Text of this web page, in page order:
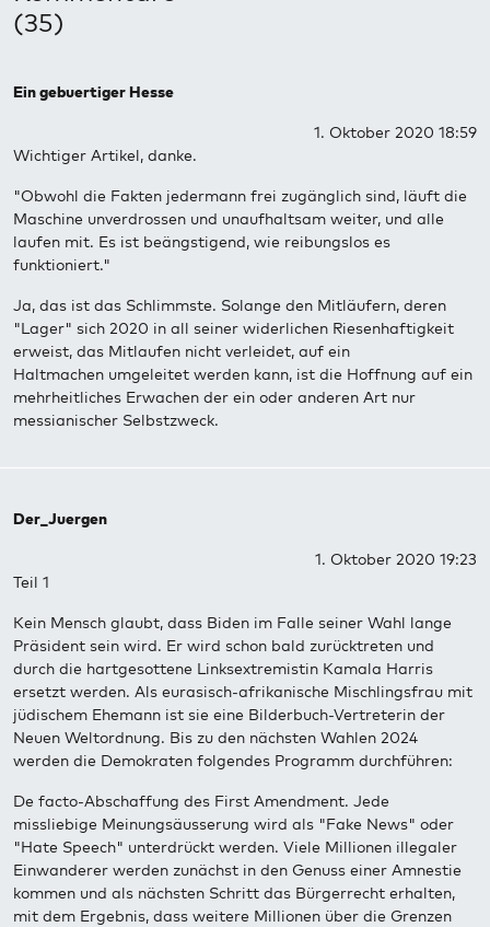
(35)
Ein gebuertiger Hesse
1. Oktober 2020 18:59
Wichtiger Artikel, danke.
"Obwohl die Fakten jedermann frei zugänglich sind, läuft die
Maschine unverdrossen und unaufhaltsam weiter, und alle
laufen mit. Es ist beängstigend, wie reibungslos es
funktioniert."
Ja, das ist das Schlimmste. Solange den Mitläufern, deren
"Lager" sich 2020 in all seiner widerlichen Riesenhaftigkeit
erweist, das Mitlaufen nicht verleidet, auf ein
Haltmachen umgeleitet werden kann, ist die Hoffnung auf ein
mehrheitliches Erwachen der ein oder anderen Art nur
messianischer Selbstzweck.
Der_Juergen
1. Oktober 2020 19:23
Teil 1
Kein Mensch glaubt, dass Biden im Falle seiner Wahl lange
Präsident sein wird. Er wird schon bald zurücktreten und
durch die hartgesottene Linksextremistin Kamala Harris
ersetzt werden. Als eurasisch-afrikanische Mischlingsfrau mit
jüdischem Ehemann ist sie eine Bilderbuch-Vertreterin der
Neuen Weltordnung. Bis zu den nächsten Wahlen 2024
werden die Demokraten folgendes Programm durchführen:
De facto-Abschaffung des First Amendment. Jede
missliebige Meinungsäusserung wird als "Fake News" oder
"Hate Speech" unterdrückt werden. Viele Millionen illegaler
Einwanderer werden zunächst in den Genuss einer Amnestie
kommen und als nächsten Schritt das Bürgerrecht erhalten,
mit dem Ergebnis, dass weitere Millionen über die Grenzen